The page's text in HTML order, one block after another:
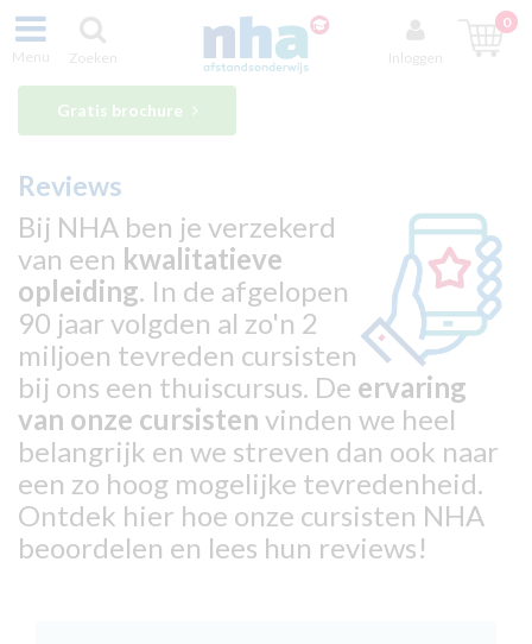
Menu Zoeken Inloggen
0
Gratis brochure
Reviews
Bij NHA ben je verzekerd
van een kwalitatieve
opleiding. In de afgelopen
90 jaar volgden al zo'n 2
miljoen tevreden cursisten
bij ons een thuiscursus. De ervaring
van onze cursisten vinden we heel
belangrijk en we streven dan ook naar
een zo hoog mogelijke tevredenheid.
Ontdek hier hoe onze cursisten NHA
beoordelen en lees hun reviews!